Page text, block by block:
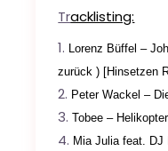
Tracklisting:
Lorenz Büffel –
zurück ) [Hinsetzen
Peter Wackel –
Tobee –
Mia Julia feat. DJ